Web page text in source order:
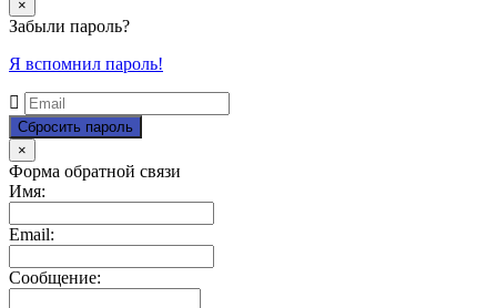
×
Забыли пароль?
Я вспомнил пароль!
×
Форма обратной связи
Имя:
Email:
Сообщение: